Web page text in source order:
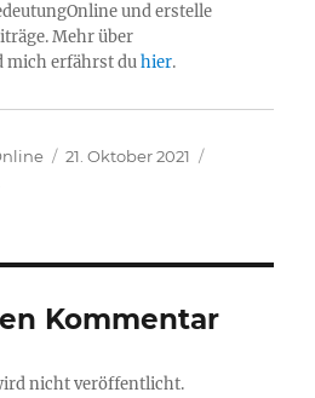
und erstelle
Mehr über
mich erfährst duhier.
Veröffentlicht
21. Oktober 2021
Kommentar
nicht veröffentlicht.